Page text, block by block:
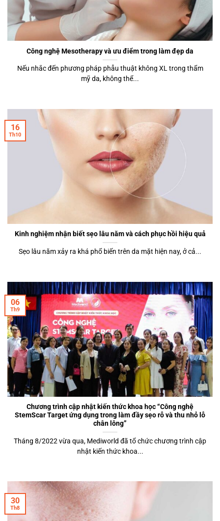
Công nghệ Mesotherapy và ưu điểm trong làm đẹp da
Nếu nhắc đến phương pháp phẫu thuật không XL trong thẩm
mỹ da, không thể...
Kinh nghiệm nhận biết sẹo lâu năm và cách phục hồi hiệu quả
Sẹo lâu năm xảy ra khá phổ biến trên da mặt hiện nay, ở cả...
16
Th10
Chương trình cập nhật kiến thức khoa học “Công nghệ
StemScar Target ứng dụng trong làm đầy sẹo rỗ và thu nhỏ lỗ
chân lông”
Tháng 8/2022 vừa qua, Mediworld đã tổ chức chương trình cập
nhật kiến thức khoa...
06
Th9
30
Th8